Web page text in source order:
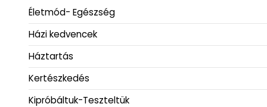
Életmód- Egészség
Házi kedvencek
Háztartás
Kertészkedés
Kipróbáltuk-Teszteltük